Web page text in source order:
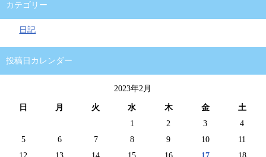
カテゴリー
日記
投稿日カレンダー
2023年2月
日 月 火 水 木 金
土
1
2 3
4
5
6 7 8 9 10
11